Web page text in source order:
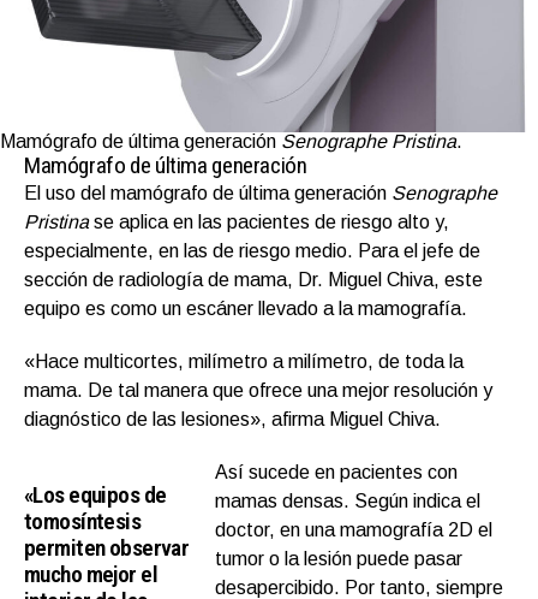
Mamógrafo de última generación Senographe Pristina.
Mamógrafo de última generación
El uso del mamógrafo de última generación Senographe
Pristinase aplica en las pacientes de riesgo alto y,
especialmente, en las de riesgo medio. Para el jefe de
sección de radiología de mama, Dr. Miguel Chiva, este
equipo es como un escáner llevado a la mamografía.
«Hace multicortes, milímetro a milímetro, de toda la
mama. De tal manera que ofrece una mejor resolución y
diagnóstico de las lesiones», afirma Miguel Chiva.
«Los equipos de
tomosíntesis
permiten observar
mucho mejor el
Así sucede en pacientes con
mamas densas. Según indica el
doctor, en una mamografía 2D el
tumor o la lesión puede pasar
desapercibido. Por tanto, siempre